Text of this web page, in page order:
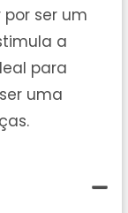
ser um
a
para
uma